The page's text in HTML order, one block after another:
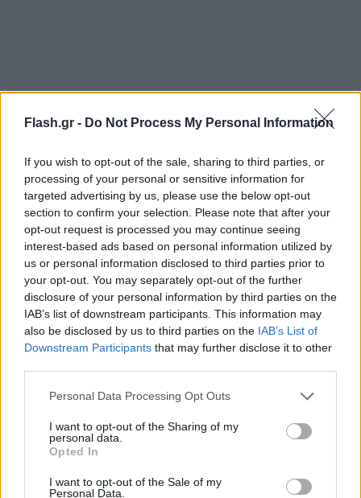
Flash.gr - Do Not Process My Personal Information
If you wish to opt-out of the sale, sharing to third parties, or
processing of your personal or sensitive information for
targeted advertising by us, please use the below opt-out
section to confirm your selection. Please note that after your
opt-out request is processed you may continue seeing
interest-based ads based on personal information utilized by
us or personal information disclosed to third parties prior to
your opt-out. You may separately opt-out of the further
disclosure of your personal information by third parties on the
IAB’s list of downstream participants. This information may
also be disclosed by us to third parties on the IAB’s List of
Downstream Participants that may further disclose it to other
Please note that this website/app uses one or more Google
not limited to your visit or usage behaviour. You may click to
grant or deny consent to Google and its third-party tags to
use your data for below specified purposes in below Google
consent section.
Personal Data Processing Opt Outs
I want to opt-out of the Sharing of my
personal data.
Opted In
I want to opt-out of the Sale of my
Personal Data.
Μάλιστα, η φωτιά φέρεται να βρίσκεται κοντά σε
ξενοδοχειακή μονάδα. Άμεσα σπεύδουν στο σημείο
τα πρώτα πυροσβεστικά οχήματα, καθώς επίσης
και τμήματα της Πολιτικής Προστασίας. Σκοπός
είναι να προλάβουν την πυρκαγιά και να μην
υπάρξει επέκταση της φωτιάς.